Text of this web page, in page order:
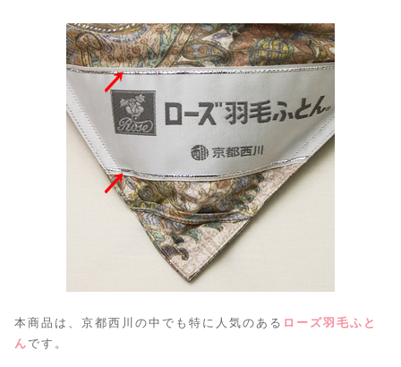
本商品は、京都西川の中でも特に人気のある ローズ羽毛ふと
んです。